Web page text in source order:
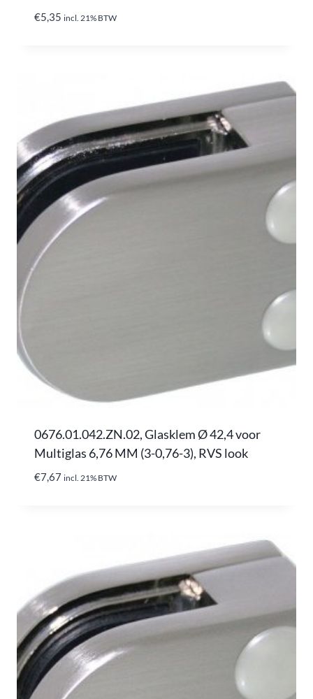
€5,35 incl. 21% BTW
0676.01.042.ZN.02, Glasklem Ø 42,4 voor
Multiglas 6,76 MM (3-0,76-3), RVS look
€7,67 incl. 21% BTW